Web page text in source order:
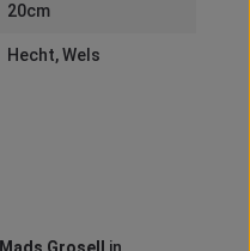
20cm
Hecht, Wels